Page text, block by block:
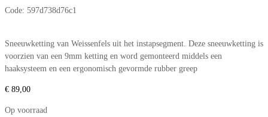
Code: 597d738d76c1
Sneeuwketting van Weissenfels uit het instapsegment. Deze sneeuwketting is
voorzien van een 9mm ketting en word gemonteerd middels een
haaksysteem en een ergonomisch gevormde rubber greep
€ 89,00
Op voorraad